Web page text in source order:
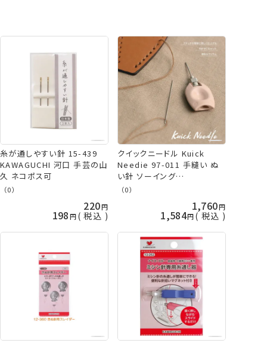
おすすめ順
レビュー順
糸が通しやすい針 15-439
KAWAGUCHI 河口 手芸の山
久 ネコポス可
（0）
220
198 税込
クイックニードル Kuick
Needie 97-011 手縫い ぬ
い針 ソーイング
KAWAGUCHI 河口 手芸の山
（0）
1,760
1,584 税込